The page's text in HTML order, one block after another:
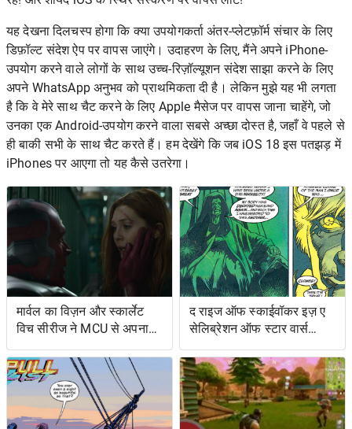
यह देखना दिलचस्प होगा कि क्या उपयोगकर्ता अंतर-प्लेटफ़ॉर्म संचार के लिए
डिफ़ॉल्ट संदेश ऐप पर वापस जाएंगे। उदाहरण के लिए, मैंने अपने iPhone-
उपयोग करने वाले लोगों के साथ उच्च-रिज़ॉल्यूशन संदेश साझा करने के लिए
अपने WhatsApp अनुभव को प्राथमिकता दी है। लेकिन मुझे यह भी लगता
है कि वे मेरे साथ चैट करने के लिए Apple मैसेज पर वापस जाना चाहेंगे, जो
उनका एक Android-उपयोग करने वाला सबसे अच्छा दोस्त है, जहाँ वे पहले से
ही बाकी सभी के साथ चैट करते हैं। हम देखेंगे कि जब iOS 18 इस पतझड़ में
iPhones पर आएगा तो यह कैसे उतरेगा।
मार्वल का विज़न और स्कार्लेट
विच सीरीज ने MCU से अपना
शोअरनर चुना
द राइज ऑफ स्काईवॉकर इज़ ए
सेलिब्रेशन ऑफ स्टार वार्स
ओल्ड एक्सटेंडेड यूनिवर्स- एंड
इट्स ग्रेटेस्ट रेस्ट्यूडिएशन